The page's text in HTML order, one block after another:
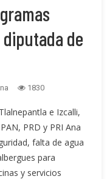
de
1830
e Izcalli,
PRD y PRI Ana
falta de agua
para
y servicios